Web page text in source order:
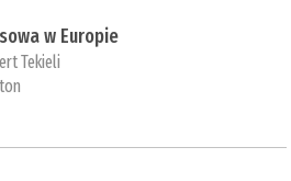
w Europie
Tekieli